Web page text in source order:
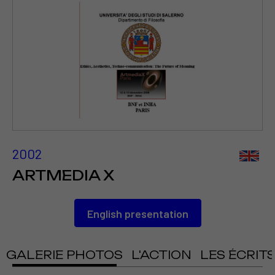
2002
ARTMEDIA X
English presentation
GALERIE PHOTOS L'ACTION LES ÉCRITS